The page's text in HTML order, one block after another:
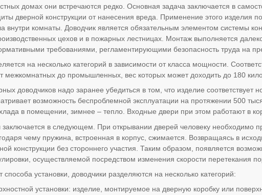
домах они встречаются редко. Основная задача заключается в
дверной конструкции от нанесения вреда. Применение этого изделия
внутри комнаты. Доводчик является обязательным элементом системы
цехов и в пожарных лестницах. Монтаж выполняется
требованиями, регламентирующими безопасность труда на
на несколько категорий в зависимости от класса мощности.
межкомнатных до промышленных, вес которых может доходить до 180
доводчиков надо заранее убедиться в том, что изделие
возможность беспроблемной эксплуатации на протяжении 500
в помещении, зимнее – тепло. Входные двери при этом работают в
в следующем. При открывании дверей человеку необходимо
чему пружина, встроенная в корпус, сжимается. Возвращаясь в
конструкции без стороннего участия. Таким образом, появляется
осуществляемой посредством изменения скорости перетекания
способа установки, доводчики разделяются на несколько категорий:
установки: изделие, монтируемое на дверную коробку или